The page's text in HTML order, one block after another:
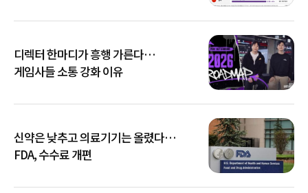
디렉터 한마디가 흥행 가른다…
게임사들 소통 강화 이유
신약은 낮추고 의료기기는 올렸다…
FDA, 수수료 개편